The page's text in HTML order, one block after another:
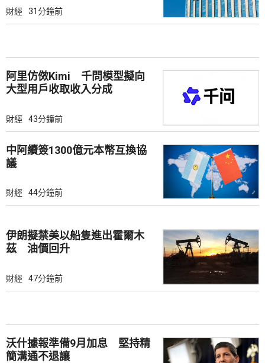
財經 31分鐘前
阿里仿傚Kimi 千問模型擬向
大型用戶收取收入分成
財經 43分鐘前
中阿續簽1300億元本幣互換協
議
財經 44分鐘前
伊朗擬禁美以船隻進出霍爾木
茲 油價回升
財經 47分鐘前
沃什據報準備9月加息 堅持精
簡溝通不退讓